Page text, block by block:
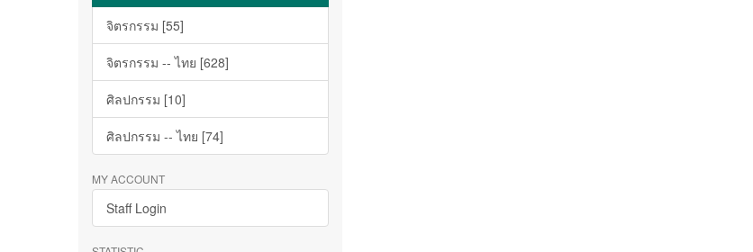
จิตรกรรม [55]
จิตรกรรม -- ไทย [628]
ศิลปกรรม [10]
ศิลปกรรม -- ไทย [74]
MY ACCOUNT
Staff Login